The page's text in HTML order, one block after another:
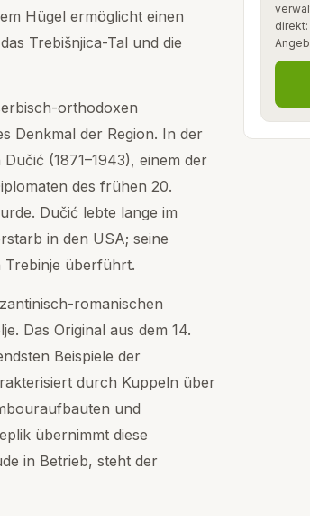
Hügel ermöglicht einen
Trebišnjica-Tal und die
orthodoxen
Denkmal der Region. In der
(1871–1943), einem der
des frühen 20.
Dučić lebte lange im
in den USA; seine
Trebinje überführt.
romanischen
Das Original aus dem 14.
Beispiele der
durch Kuppeln über
und
übernimmt diese
in Betrieb, steht der